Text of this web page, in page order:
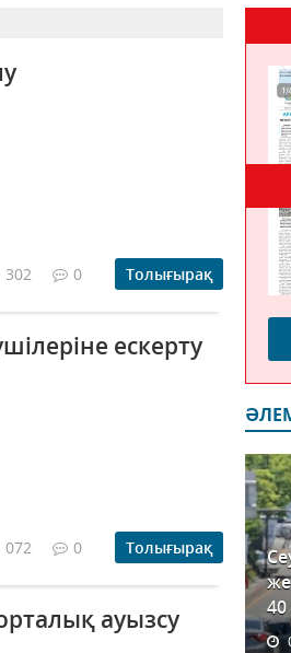
302 0 Толығырақ
ескерту
072 0 Толығырақ
ауызсу
40